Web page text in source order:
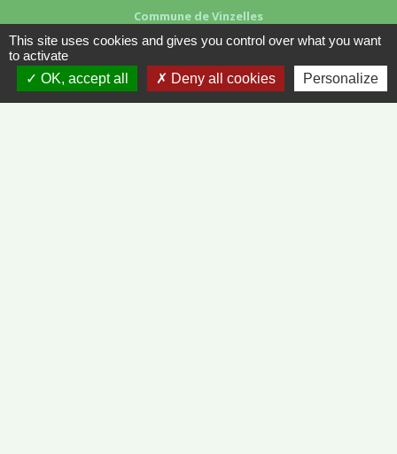
Commune de Vinzelles
65, rue de la Mairie
71680 Vinzelles - FRANCE
+33 3 85 35 61 19
Contact par formulaire
This site uses cookies and gives you control over what you want
to activate
OK, accept all
Deny all cookies Personalize